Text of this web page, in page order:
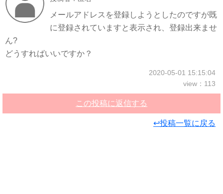
メールアドレスを登録しようとしたのですが既
に登録されていますと表示され、登録出来ませ
ん?
どうすればいいですか？
2020-05-01 15:15:04
view：113
この投稿に返信する
↩投稿一覧に戻る